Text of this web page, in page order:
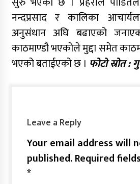
नन्दप्रसाद र कालिका
अनुसंधान अघि बढाएको
काठमाण्डौ भएकोले मुद्दा समेत
भएको बताईएको छ । फोटो स्रोत :
Leave a Reply
Your email address will
published.Required
*